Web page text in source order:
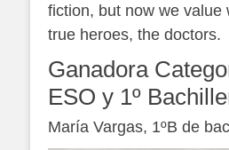
fiction, but now we value
true heroes, the doctors.
Ganadora
ESO y 1º
María Vargas, 1ºB de